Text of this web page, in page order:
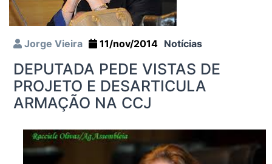
Jorge Vieira 11/nov/2014 Notícias
DEPUTADA PEDE VISTAS DE
PROJETO E DESARTICULA
ARMAÇÃO NA CCJ